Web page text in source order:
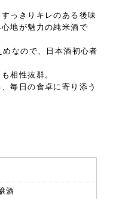
っきりキレのある後味
地が魅力の純米酒で
なので、日本酒初心者
相性抜群。
毎日の食卓に寄り添う
酒